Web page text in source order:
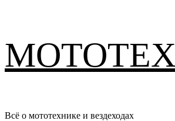
содержимому
Всё о мототехнике и вездеходах